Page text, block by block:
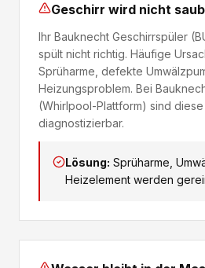
Geschirr wird nicht
Ihr Bauknecht Geschirrspüler
spült nicht richtig. Häufige
Sprüharme, defekte
Heizungsproblem. Bei
(Whirlpool-Plattform) sind
diagnostizierbar.
Lösung: Sprüharme,
Heizelement werden